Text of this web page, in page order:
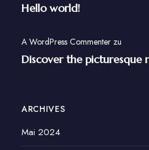
Hello world!
A WordPress Commenterzu
Discover the picturesque
ARCHIVES
Mai 2024